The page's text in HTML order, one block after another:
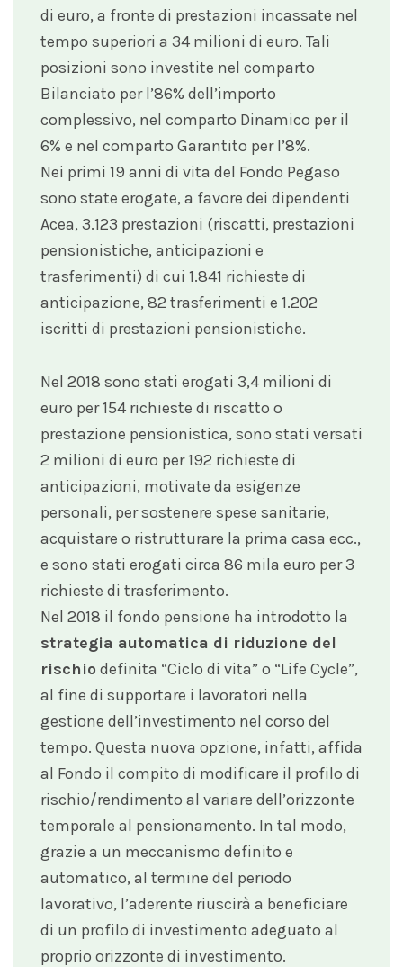
di euro, a fronte di prestazioni incassate nel
tempo superiori a 34 milioni di euro. Tali
posizioni sono investite nel comparto
Bilanciato per l’86% dell’importo
complessivo, nel comparto Dinamico per il
6% e nel comparto Garantito per l’8%.
Nei primi 19 anni di vita del Fondo Pegaso
sono state erogate, a favore dei dipendenti
Acea, 3.123 prestazioni (riscatti, prestazioni
pensionistiche, anticipazioni e
trasferimenti) di cui 1.841 richieste di
anticipazione, 82 trasferimenti e 1.202
iscritti di prestazioni pensionistiche.
Nel 2018 sono stati erogati 3,4 milioni di
euro per 154 richieste di riscatto o
prestazione pensionistica, sono stati versati
2 milioni di euro per 192 richieste di
anticipazioni, motivate da esigenze
personali, per sostenere spese sanitarie,
acquistare o ristrutturare la prima casa ecc.,
e sono stati erogati circa 86 mila euro per 3
richieste di trasferimento.
Nel 2018 il fondo pensione ha introdotto la
strategia automatica di riduzione del
rischio definita “Ciclo di vita” o “Life Cycle”,
al fine di supportare i lavoratori nella
gestione dell’investimento nel corso del
tempo. Questa nuova opzione, infatti, affida
al Fondo il compito di modificare il profilo di
rischio/rendimento al variare dell’orizzonte
temporale al pensionamento. In tal modo,
grazie a un meccanismo definito e
automatico, al termine del periodo
lavorativo, l’aderente riuscirà a beneficiare
di un profilo di investimento adeguato al
proprio orizzonte di investimento.